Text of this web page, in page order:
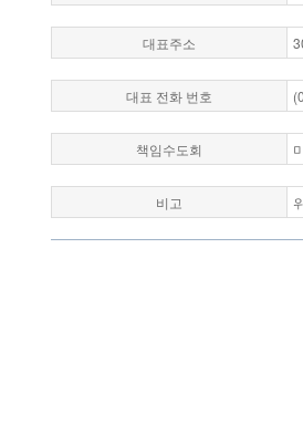
대표주소
대표 전화 번호
책임수도회
비고